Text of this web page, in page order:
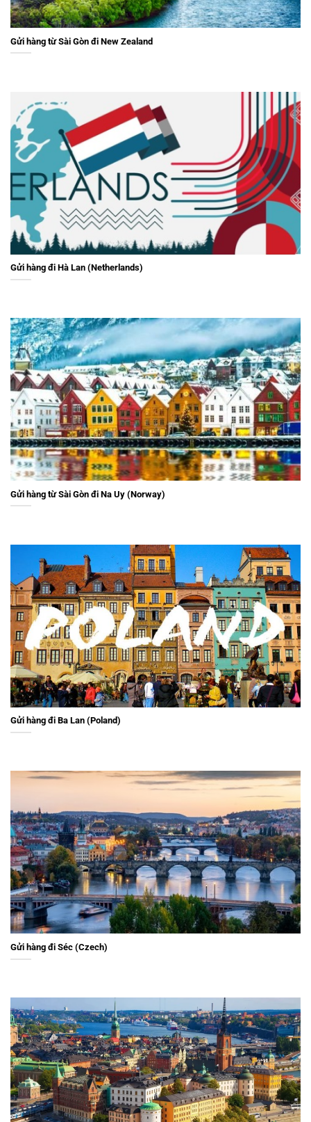
Gửi hàng từ Sài Gòn đi New Zealand
Gửi hàng đi Hà Lan (Netherlands)
Gửi hàng từ Sài Gòn đi Na Uy (Norway)
Gửi hàng đi Ba Lan (Poland)
Gửi hàng đi Séc (Czech)